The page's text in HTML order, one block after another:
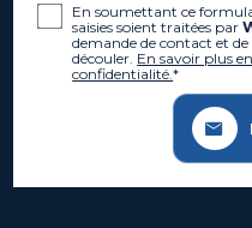
En soumettant ce
saisies soient traitées par
demande de contact et
découler. En savoir plus
confidentialité.*